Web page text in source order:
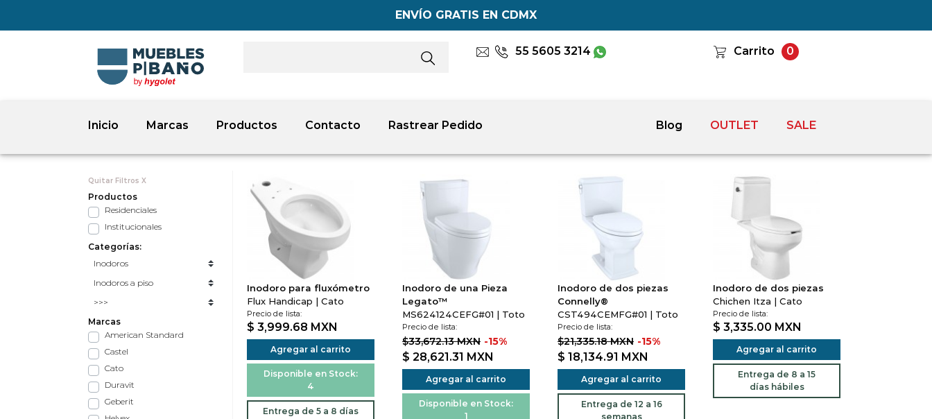
ENVÍO GRATIS EN CDMX
55 5605 3214 Carrito 0
Inicio Marcas Productos Contacto Rastrear Pedido Blog OUTLET SALE
Quitar Filtros X
Productos
Residenciales
Institucionales
Categorías:
Marcas
American Standard
Castel
Cato
Duravit
Geberit
Inodoro para fluxómetro
Flux Handicap | Cato
Precio de lista:
$ 3,999.68 MXN
Agregar al carrito
Disponible en Stock:
4
Entrega de 5 a 8 días
Inodoro de una Pieza
Legato™
MS624124CEFG#01 | Toto
Precio de lista:
$33,672.13 MXN -15%
$ 28,621.31 MXN
Agregar al carrito
Disponible en Stock:
1
Inodoro de dos piezas
Connelly®
CST494CEMFG#01 | Toto
Precio de lista:
$21,335.18 MXN -15%
$ 18,134.91 MXN
Agregar al carrito
Entrega de 12 a 16
semanas
Inodoro de dos piezas
Chichen Itza | Cato
Precio de lista:
$ 3,335.00 MXN
Agregar al carrito
Entrega de 8 a 15
días hábiles